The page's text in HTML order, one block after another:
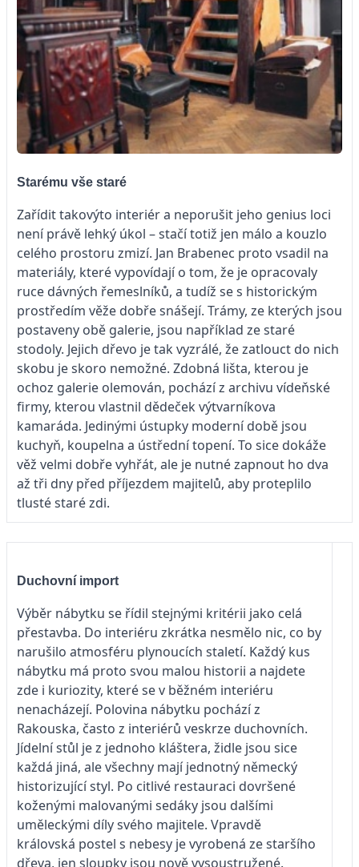
Starému vše staré
Zařídit takovýto interiér a neporušit jeho genius loci
není právě lehký úkol – stačí totiž jen málo a kouzlo
celého prostoru zmizí. Jan Brabenec proto vsadil na
materiály, které vypovídají o tom, že je opracovaly
ruce dávných řemeslníků, a tudíž se s historickým
prostředím věže dobře snášejí. Trámy, ze kterých jsou
postaveny obě galerie, jsou například ze staré
stodoly. Jejich dřevo je tak vyzrálé, že zatlouct do nich
skobu je skoro nemožné. Zdobná lišta, kterou je
ochoz galerie olemován, pochází z archivu vídeňské
firmy, kterou vlastnil dědeček výtvarníkova
kamaráda. Jedinými ústupky moderní době jsou
kuchyň, koupelna a ústřední topení. To sice dokáže
věž velmi dobře vyhřát, ale je nutné zapnout ho dva
až tři dny před příjezdem majitelů, aby proteplilo
tlusté staré zdi.
Duchovní import
Výběr nábytku se řídil stejnými kritérii jako celá
přestavba. Do interiéru zkrátka nesmělo nic, co by
narušilo atmosféru plynoucích staletí. Každý kus
nábytku má proto svou malou historii a najdete
zde i kuriozity, které se v běžném interiéru
nenacházejí. Polovina nábytku pochází z
Rakouska, často z interiérů veskrze duchovních.
Jídelní stůl je z jednoho kláštera, židle jsou sice
každá jiná, ale všechny mají jednotný německý
historizující styl. Po citlivé restauraci dovršené
koženými malovanými sedáky jsou dalšími
uměleckými díly svého majitele. Vpravdě
královská postel s nebesy je vyrobená ze staršího
dřeva, jen sloupky jsou nově vysoustružené.